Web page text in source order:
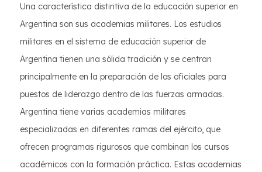
Una característica distintiva de la educación superior en
Argentina son sus academias militares. Los estudios
militares en el sistema de educación superior de
Argentina tienen una sólida tradición y se centran
principalmente en la preparación de los oficiales para
puestos de liderazgo dentro de las fuerzas armadas.
Argentina tiene varias academias militares
especializadas en diferentes ramas del ejército, que
ofrecen programas rigurosos que combinan los cursos
académicos con la formación práctica. Estas academias